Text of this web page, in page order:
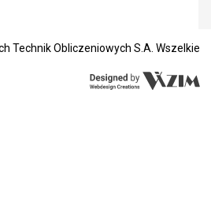
Technik Obliczeniowych S.A. Wszelkie